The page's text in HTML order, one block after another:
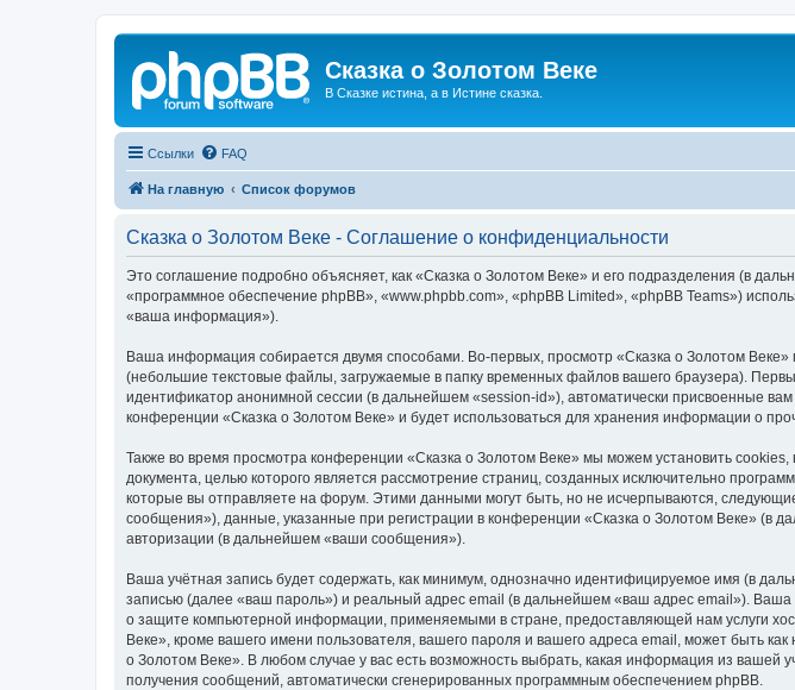
Сказка о Золотом Веке
В Сказке истина, а в Истине сказка.
Ссылки FAQ
На главную Список форумов
Сказка о Золотом Веке - Соглашение о конфиденциальности
Это соглашение подробно объясняет, как «Сказка о Золотом Веке» и его подразделения (в
«программное обеспечение phpBB», «www.phpbb.com», «phpBB Limited», «phpBB Teams»)
«ваша информация»).
Ваша информация собирается двумя способами. Во-первых, просмотр «Сказка о Золотом
(небольшие текстовые файлы, загружаемые в папку временных файлов вашего браузера).
идентификатор анонимной сессии (в дальнейшем «session-id»), автоматически присвоенные
конференции «Сказка о Золотом Веке» и будет использоваться для хранения информации о
Также во время просмотра конференции «Сказка о Золотом Веке» мы можем установить
документа, целью которого является рассмотрение страниц, созданных исключительно
которые вы отправляете на форум. Этими данными могут быть, но не исчерпываются,
сообщения»), данные, указанные при регистрации в конференции «Сказка о Золотом Веке» (в
авторизации (в дальнейшем «ваши сообщения»).
Ваша учётная запись будет содержать, как минимум, однозначно идентифицируемое имя (в
записью (далее «ваш пароль») и реальный адрес email (в дальнейшем «ваш адрес email»).
о защите компьютерной информации, применяемыми в стране, предоставляющей нам услуги
Веке», кроме вашего имени пользователя, вашего пароля и вашего адреса email, может быть
о Золотом Веке». В любом случае у вас есть возможность выбрать, какая информация из вашей
получения сообщений, автоматически сгенерированных программным обеспечением phpBB.